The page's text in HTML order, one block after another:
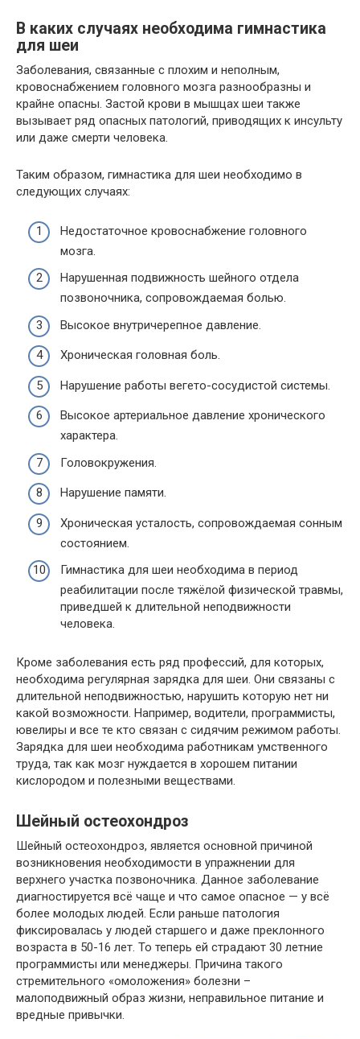
В каких случаях необходима гимнастика
для шеи
Заболевания, связанные с плохим и неполным,
кровоснабжением головного мозга разнообразны и
крайне опасны. Застой крови в мышцах шеи также
вызывает ряд опасных патологий, приводящих к инсульту
или даже смерти человека.
Таким образом, гимнастика для шеи необходимо в
следующих случаях:
Недостаточное кровоснабжение головного
мозга.
Нарушенная подвижность шейного отдела
позвоночника, сопровождаемая болью.
Высокое внутричерепное давление.
Хроническая головная боль.
Нарушение работы вегето-сосудистой системы.
Высокое артериальное давление хронического
характера.
Головокружения.
Нарушение памяти.
Хроническая усталость, сопровождаемая сонным
состоянием.
Гимнастика для шеи необходима в период
реабилитации после тяжёлой физической травмы,
приведшей к длительной неподвижности
человека.
Кроме заболевания есть ряд профессий, для которых,
необходима регулярная зарядка для шеи. Они связаны с
длительной неподвижностью, нарушить которую нет ни
какой возможности. Например, водители, программисты,
ювелиры и все те кто связан с сидячим режимом работы.
Зарядка для шеи необходима работникам умственного
труда, так как мозг нуждается в хорошем питании
кислородом и полезными веществами.
Шейный остеохондроз
Шейный остеохондроз, является основной причиной
возникновения необходимости в упражнении для
верхнего участка позвоночника. Данное заболевание
диагностируется всё чаще и что самое опасное — у всё
более молодых людей. Если раньше патология
фиксировалась у людей старшего и даже преклонного
возраста в 50-16 лет. То теперь ей страдают 30 летние
программисты или менеджеры. Причина такого
стремительного «омоложения» болезни –
малоподвижный образ жизни, неправильное питание и
вредные привычки.